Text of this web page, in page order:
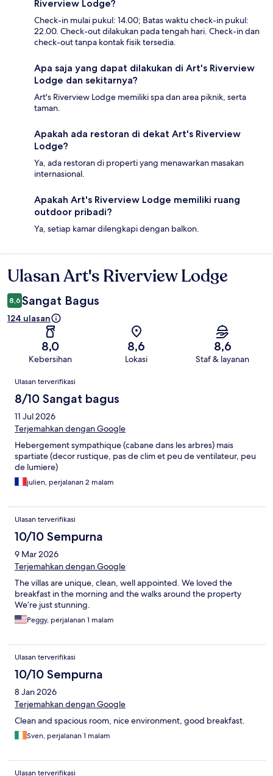
Riverview Lodge?
Check-in mulai pukul: 14.00; Batas waktu check-in pukul:
22.00. Check-out dilakukan pada tengah hari. Check-in dan
check-out tanpa kontak fisik tersedia.
Apa saja yang dapat dilakukan di Art's Riverview
Lodge dan sekitarnya?
Art's Riverview Lodge memiliki spa dan area piknik, serta
taman.
Apakah ada restoran di dekat Art's Riverview
Lodge?
Ya, ada restoran di properti yang menawarkan masakan
internasional.
Apakah Art's Riverview Lodge memiliki ruang
outdoor pribadi?
Ya, setiap kamar dilengkapi dengan balkon.
Ulasan
Ulasan Art's Riverview Lodge
8,6 Sangat Bagus
124 ulasan
8,0
Kebersihan
8,6
Lokasi
8,6
Staf & layanan
Ulasan
Ulasan terverifikasi
8/10 Sangat bagus
11 Jul 2026
Terjemahkan dengan Google
Hebergement sympathique (cabane dans les arbres) mais
spartiate (decor rustique, pas de clim et peu de ventilateur, peu
de lumiere)
julien, perjalanan 2 malam
Ulasan terverifikasi
10/10 Sempurna
9 Mar 2026
Terjemahkan dengan Google
The villas are unique, clean, well appointed. We loved the
breakfast in the morning and the walks around the property
We’re just stunning.
Peggy, perjalanan 1 malam
Ulasan terverifikasi
10/10 Sempurna
8 Jan 2026
Terjemahkan dengan Google
Clean and spacious room, nice environment, good breakfast.
Sven, perjalanan 1 malam
Ulasan terverifikasi